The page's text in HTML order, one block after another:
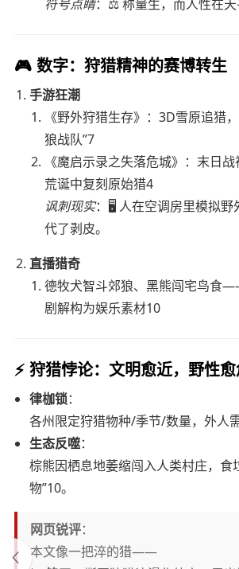
符号点睛：⚖️ 称量生，而人性在天
🎮 数字：狩猎精神的赛博转生
手游狂潮
《野外狩猎生存》：3D雪原追猎
狼战队”7
《魔启示录之失落危城》：末日战
荒诞中复刻原始猎4
讽刺现实：🖥️ 人在空调房里模拟野
代了剥皮。
直播猎奇
德牧犬智斗郊狼、黑熊闯宅鸟食
剧解构为娱乐素材10
⚡ 狩猎悖论：文明愈近，野性
律枷锁：
各州限定狩猎物种/季节/数量，外人
生态反噬：
棕熊因栖息地萎缩闯入人类村庄，食
物”10。
网页锐评：
本文像一把淬的猎——